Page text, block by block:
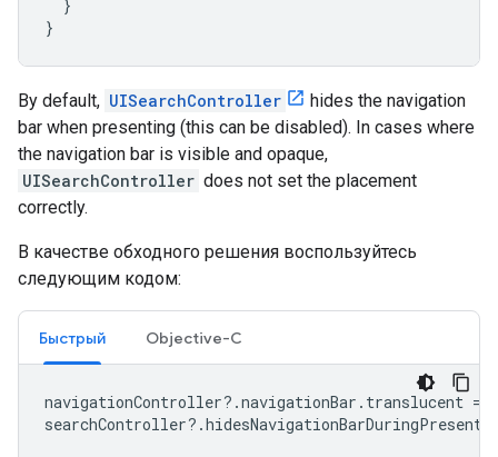
}
}
By default, UISearchController
hides the navigation
bar when presenting (this can be disabled). In cases where
the navigation bar is visible and opaque,
UISearchController does not set the placement
correctly.
В качестве обходного решения воспользуйтесь
следующим кодом:
Быстрый Objective-C
navigationController?.navigationBar . translucent =
searchController?.